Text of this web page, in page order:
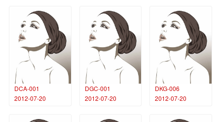
DCA-001
2012-07-20
DGC-001
2012-07-20
DKG-006
2012-07-20